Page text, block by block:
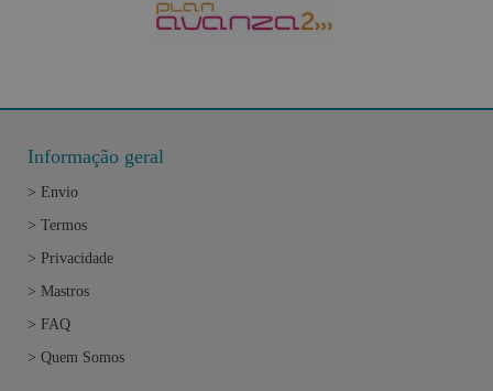
Informação geral
> Envio
> Termos
> Privacidade
> Mastros
> FAQ
> Quem Somos